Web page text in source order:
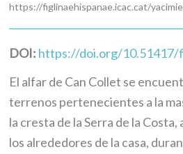
https://figlinaehispanae.icac.cat/
DOI: https://doi.org/10.51417/
El alfar de Can Collet se
terrenos pertenecientes a la
la cresta de la Serra de la Costa,
los alrededores de la casa,